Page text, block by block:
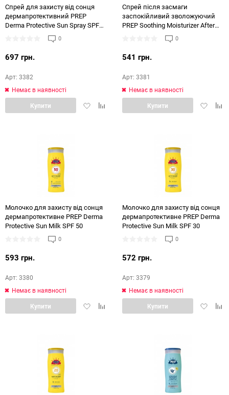
Спрей для захисту від сонця
дермапротективний PREP
Derma Protective Sun Spray SPF
0
697 грн.
Арт: 3382
Немає в наявності
ДодатиДодати
Купити
Спрей після засмаги
заспокійливий зволожуючий
PREP Soothing Moisturizer After
0
541 грн.
Арт: 3381
Немає в наявності
Додати
Купити
Молочко для захисту від сонця
дермапротективне PREP Derma
Protective Sun Milk SPF 50
0
593 грн.
Арт: 3380
Немає в наявності
ДодатиДодати
Купити
Молочко для захисту від сонця
дермапротективне PREP Derma
Protective Sun Milk SPF 30
0
572 грн.
Арт: 3379
Немає в наявності
Додати
Купити